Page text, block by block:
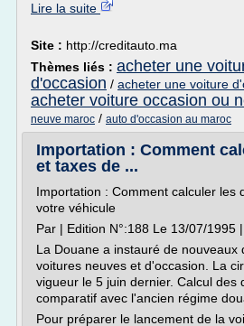
Lire la suite
Site : http://creditauto.ma
Thèmes liés : acheter une
d'occasion / acheter une voiture
acheter voiture occasion ou
neuve maroc / auto d'occasion au maroc
Importation : Comment
et taxes de ...
Importation : Comment calculer les
votre véhicule
Par | Edition N°:188 Le 13/07/1995
La Douane a instauré de nouveaux
voitures neuves et d'occasion. La
vigueur le 5 juin dernier. Calcul des
comparatif avec l'ancien régime
Pour préparer le lancement de la